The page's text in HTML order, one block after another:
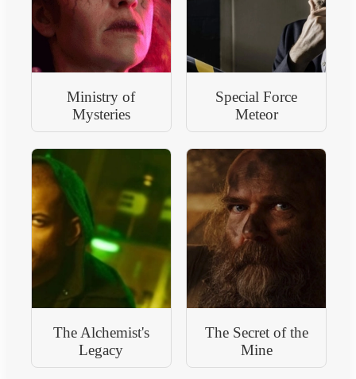
Ministry of
Mysteries
Special Force
Meteor
The Alchemist's
Legacy
The Secret of the
Mine